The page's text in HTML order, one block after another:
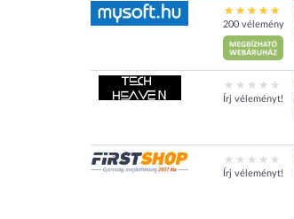
200 vélemény
Írj véleményt!
Írj véleményt!